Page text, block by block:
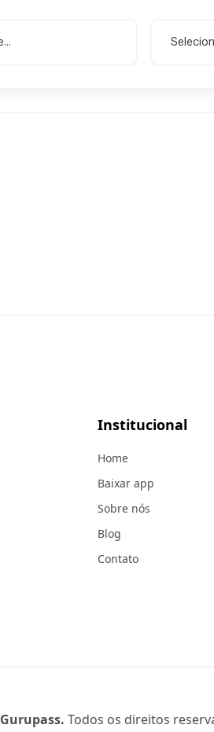
Institucional
Home
Baixar app
Sobre nós
Blog
Contato
Gurupass. Todos os direitos